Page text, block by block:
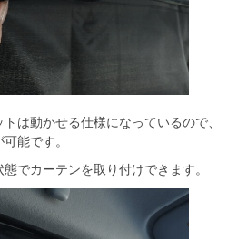
は動かせる仕様になっているので、
能です。
でカーテンを取り付けできます。